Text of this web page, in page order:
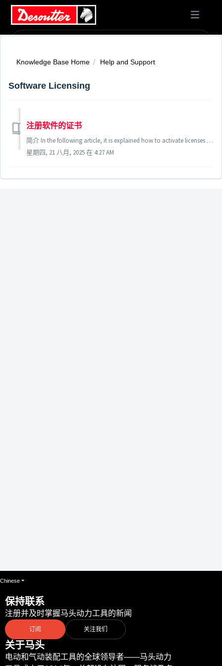
Knowledge Base Home Help and Support
Software Licensing
注册软件的证书
简介 In the following article, it is explained how to activate licenses for Desoutter Industrial Tooling Software
星期四, 21 八月, 2025 在 4:27 AM
Chinese
保持联系
注册并及时掌握马头动力工具的新闻
订阅 关注我们
关于马头
电动和气动装配工具的全球领导者——马头动力